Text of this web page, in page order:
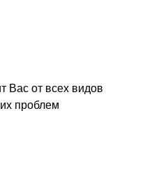
Вас от всех видов
проблем